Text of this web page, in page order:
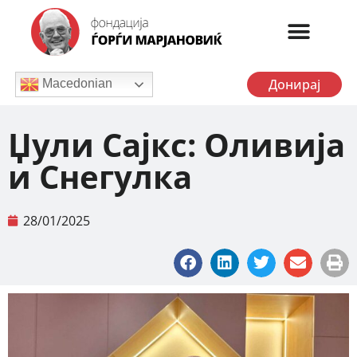
Macedonian Донирај
Џули Сајкс: Оливија
и Снегулка
28/01/2025